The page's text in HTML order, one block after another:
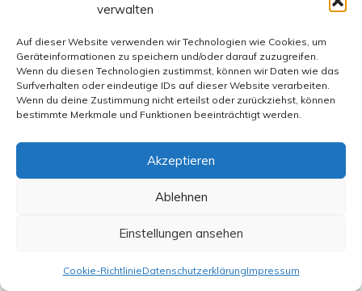
verwalten
Auf dieser Website verwenden wir Technologien wie Cookies, um
Geräteinformationen zu speichern und/oder darauf zuzugreifen.
Wenn du diesen Technologien zustimmst, können wir Daten wie das
Surfverhalten oder eindeutige IDs auf dieser Website verarbeiten.
Wenn du deine Zustimmung nicht erteilst oder zurückziehst, können
bestimmte Merkmale und Funktionen beeinträchtigt werden.
Akzeptieren
Ablehnen
Einstellungen ansehen
Cookie-RichtlinieDatenschutzerklärungImpressum
Verwandte Themen
Führung